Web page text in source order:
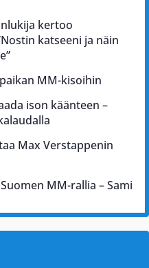
kertoo
katseeni ja näin
MM-kisoihin
ison käänteen –
Max Verstappenin
MM-rallia – Sami